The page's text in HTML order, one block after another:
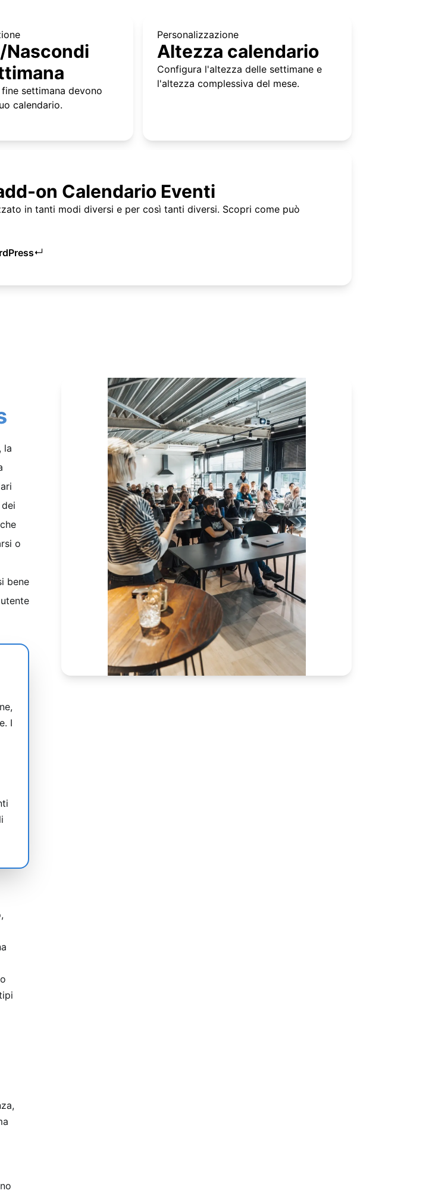
Nascondi
settimana devono
calendario.
Personalizzazione
Altezza calendario
Configura l'altezza delle settimane e
l'altezza complessiva del mese.
on Calendario Eventi
in tanti modi diversi e per così tanti diversi. Scopri come può
↵
la
o
bene
I